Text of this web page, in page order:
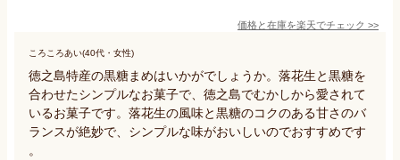
価格と在庫を楽天でチェック >>
ころころあい(40代・女性)
徳之島特産の黒糖まめはいかがでしょうか。落花生と黒糖を
合わせたシンプルなお菓子で、徳之島でむかしから愛されて
いるお菓子です。落花生の風味と黒糖のコクのある甘さのバ
ランスが絶妙で、シンプルな味がおいしいのでおすすめです
。